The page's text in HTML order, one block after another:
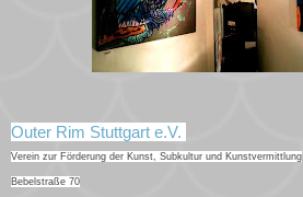
Outer Rim Stuttgart e.V.
Verein zur Förderung der Kunst, Subkultur und Kunstvermittlung
Bebelstraße 70